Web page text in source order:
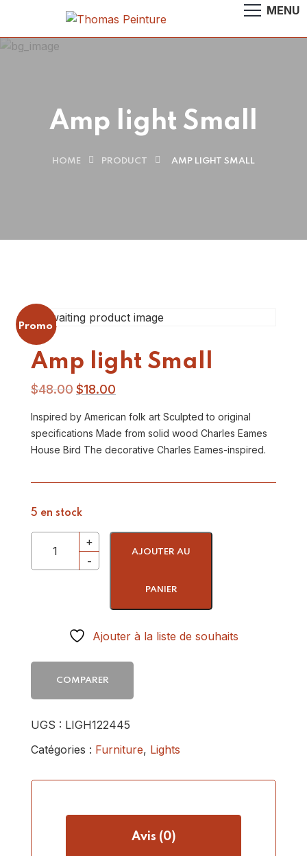
Amp light Small
HOME PRODUCT AMP LIGHT SMALL
Promo !
Amp light Small
$48.00$18.00
Inspired by American folk art Sculpted to original
specifications Made from solid wood Charles Eames
House Bird The decorative Charles Eames-inspired.
5 en stock
AJOUTER AU
PANIER
Ajouter à la liste de souhaits
COMPARER
UGS : LIGH122445
Catégories : Furniture, Lights
Avis (0)